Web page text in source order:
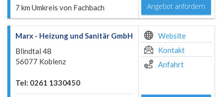
7 km Umkreis von Fachbach Angebot anfordern
Marx - Heizung und Sanitär GmbH
Blindtal 48
56077 Koblenz
Tel: 0261 1330450
Website
Kontakt
Anfahrt